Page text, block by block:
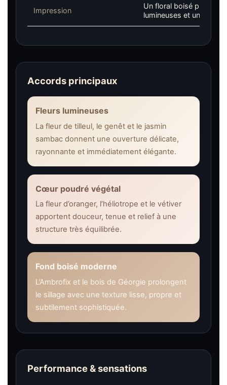
Impression
Un floral boisé propre
lumineuses et un fond
Accords principaux
Fleurs lumineuses
La fleur de tilleul, le genêt et le jasmin
sambac donnent une ouverture délicate,
rayonnante et immédiatement élégante.
Cœur poudré végétal
La fleur d’oranger, l’héliotrope et le vétiver
apportent douceur, tenue et relief à une
structure très équilibrée.
Fond boisé moderne
L’Ambrofix et le bois de Géorgie prolongent
le sillage avec une texture lisse, propre et
subtilement sophistiquée.
Performance & sensations